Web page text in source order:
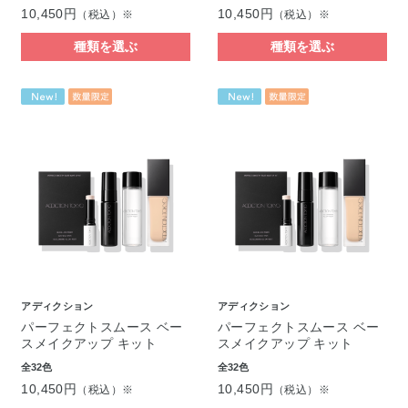
10,450円 （税込）※
種類を選ぶ
10,450円 （税込）※
種類を選ぶ
アディクション
パーフェクトスムース ベー
スメイクアップ キット
全32色
10,450円 （税込）※
アディクション
パーフェクトスムース ベー
スメイクアップ キット
全32色
10,450円 （税込）※